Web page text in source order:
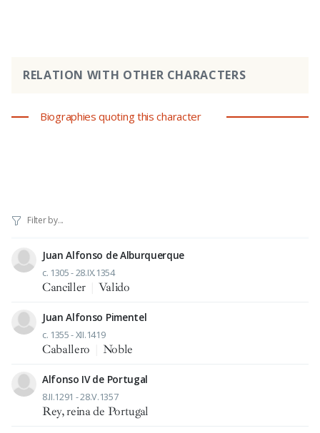
RELATION WITH OTHER CHARACTERS
Biographies quoting this character
Juan Alfonso de Alburquerque
c. 1305 - 28.IX.1354
Canciller Valido
Juan Alfonso Pimentel
c. 1355 - XII.1419
Caballero Noble
Alfonso IV de Portugal
8.II.1291 - 28.V.1357
Rey, reina de Portugal